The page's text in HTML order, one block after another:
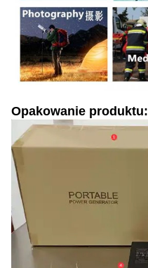
Opakowanie produktu: